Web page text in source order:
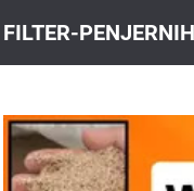
FILTER-